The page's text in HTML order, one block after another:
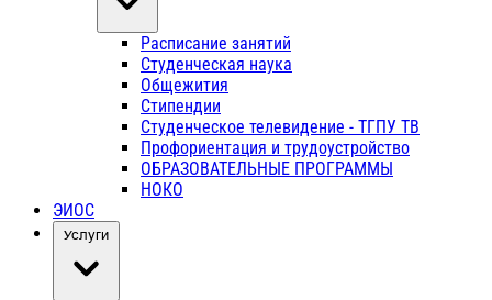
Расписание занятий
Студенческая наука
Общежития
Стипендии
Студенческое телевидение - ТГПУ ТВ
Профориентация и трудоустройство
ОБРАЗОВАТЕЛЬНЫЕ ПРОГРАММЫ
НОКО
ЭИОС
Услуги